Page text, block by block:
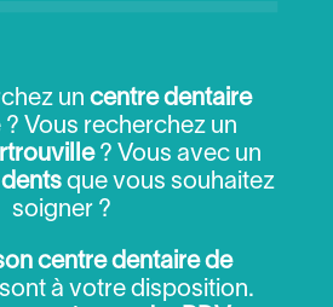
un centre dentaire
Vous recherchez un
? Vous avec un
que vous souhaitez
soigner ?
centre dentaire de
à votre disposition.